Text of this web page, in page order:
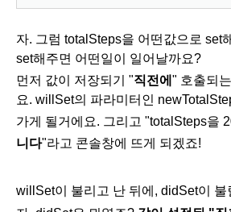
자. 그럼 totalSteps을 어떤값으로 set
set해주면 어떤일이 일어날까요?
먼저 값이 저장되기 "직전에 " 호출되는
요. willSet의 파라미터인
가게 될거에요. 그리고 "totalSteps을
니다"라고 콘솔창에 뜨게 되겠죠!
willSet이 불리고 난 뒤에, didSet이 불